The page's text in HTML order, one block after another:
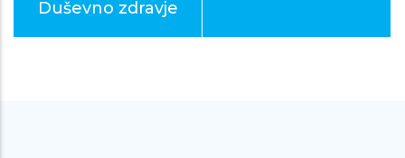
Duševno zdravje